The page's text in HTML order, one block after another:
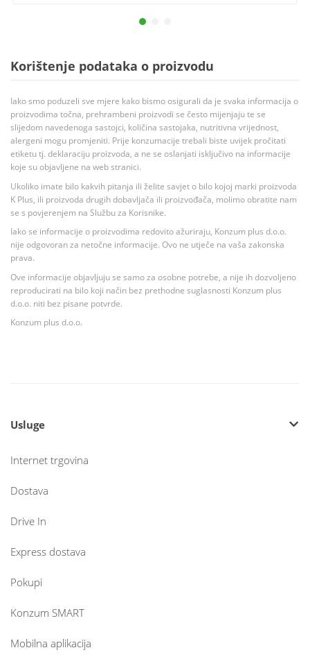
Korištenje podataka o proizvodu
Iako smo poduzeli sve mjere kako bismo osigurali da je svaka informacija o
proizvodima točna, prehrambeni proizvodi se često mijenjaju te se
slijedom navedenoga sastojci, količina sastojaka, nutritivna vrijednost,
alergeni mogu promjeniti. Prije konzumacije trebali biste uvijek pročitati
etiketu tj. deklaraciju proizvoda, a ne se oslanjati isključivo na informacije
koje su objavljene na web stranici.
Ukoliko imate bilo kakvih pitanja ili želite savjet o bilo kojoj marki proizvoda
K Plus, ili proizvoda drugih dobavljača ili proizvođača, molimo obratite nam
se s povjerenjem na Službu za Korisnike.
Iako se informacije o proizvodima redovito ažuriraju, Konzum plus d.o.o.
nije odgovoran za netočne informacije. Ovo ne utječe na vaša zakonska
prava.
Ove informacije objavljuju se samo za osobne potrebe, a nije ih dozvoljeno
reproducirati na bilo koji način bez prethodne suglasnosti Konzum plus
d.o.o. niti bez pisane potvrde.
Konzum plus d.o.o.
Usluge
Internet trgovina
Dostava
Drive In
Express dostava
Pokupi
Konzum SMART
Mobilna aplikacija